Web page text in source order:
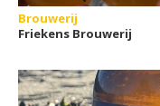
Brouwerij
Friekens Brouwerij